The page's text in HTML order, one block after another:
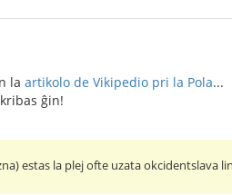
la artikolo de Vikipedio pri la Pola...
ĝin!
estas la plej ofte uzata okcidentslava